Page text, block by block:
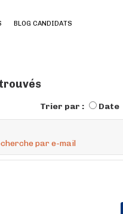
BLOG CANDIDATS
Trier par : Date
par e-mail